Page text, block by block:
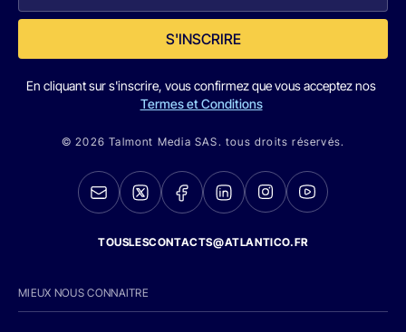
S'INSCRIRE
En cliquant sur s'inscrire, vous confirmez que vous acceptez nos
Termes et Conditions
© 2026 Talmont Media SAS. tous droits réservés.
TOUSLESCONTACTS@ATLANTICO.FR
MIEUX NOUS CONNAITRE